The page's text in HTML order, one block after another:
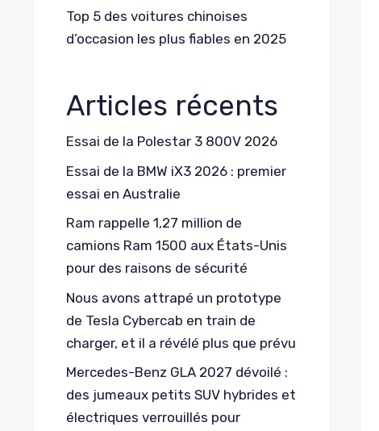
Top 5 des voitures chinoises
d’occasion les plus fiables en 2025
Articles récents
Essai de la Polestar 3 800V 2026
Essai de la BMW iX3 2026 : premier
essai en Australie
Ram rappelle 1,27 million de
camions Ram 1500 aux États-Unis
pour des raisons de sécurité
Nous avons attrapé un prototype
de Tesla Cybercab en train de
charger, et il a révélé plus que prévu
Mercedes-Benz GLA 2027 dévoilé :
des jumeaux petits SUV hybrides et
électriques verrouillés pour